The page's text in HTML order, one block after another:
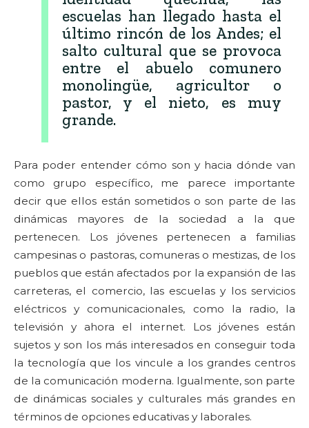
escuelas han llegado hasta el
último rincón de los Andes; el
salto cultural que se provoca
entre el abuelo comunero
monolingüe, agricultor o
pastor, y el nieto, es muy
grande.
Para poder entender cómo son y hacia dónde van
como grupo específico, me parece importante
decir que ellos están sometidos o son parte de las
dinámicas mayores de la sociedad a la que
pertenecen. Los jóvenes pertenecen a familias
campesinas o pastoras, comuneras o mestizas, de los
pueblos que están afectados por la expansión de las
carreteras, el comercio, las escuelas y los servicios
eléctricos y comunicacionales, como la radio, la
televisión y ahora el internet. Los jóvenes están
sujetos y son los más interesados en conseguir toda
la tecnología que los vincule a los grandes centros
de la comunicación moderna. Igualmente, son parte
de dinámicas sociales y culturales más grandes en
términos de opciones educativas y laborales.